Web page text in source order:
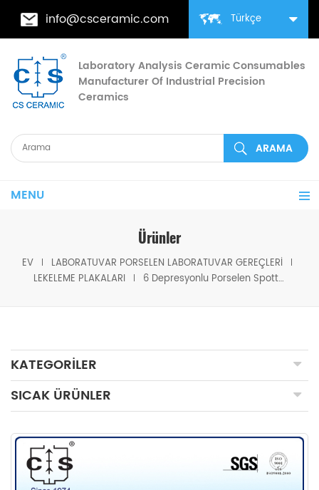
Türkçe
info@csceramic.com
Laboratory Analysis Ceramic Consumables
Manufacturer Of Industrial Precision
Ceramics
MENU
Ürünler
EV
LABORATUVAR PORSELEN LABORATUVAR GEREÇLERI
LEKELEME PLAKALARI
6 Depresyonlu Porselen Spotting Renkli Plakalar
KATEGORILER
SICAK ÜRÜNLER